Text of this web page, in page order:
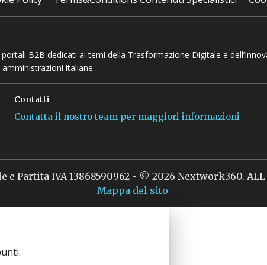
B2B dedicati ai temi della Trasformazione Digitale e
italiane.
Contatti
Contatta il nostro team per maggiori informazioni
Partita IVA 13868590962 - © 2026 Nextwork360. ALL
Mappa del sito